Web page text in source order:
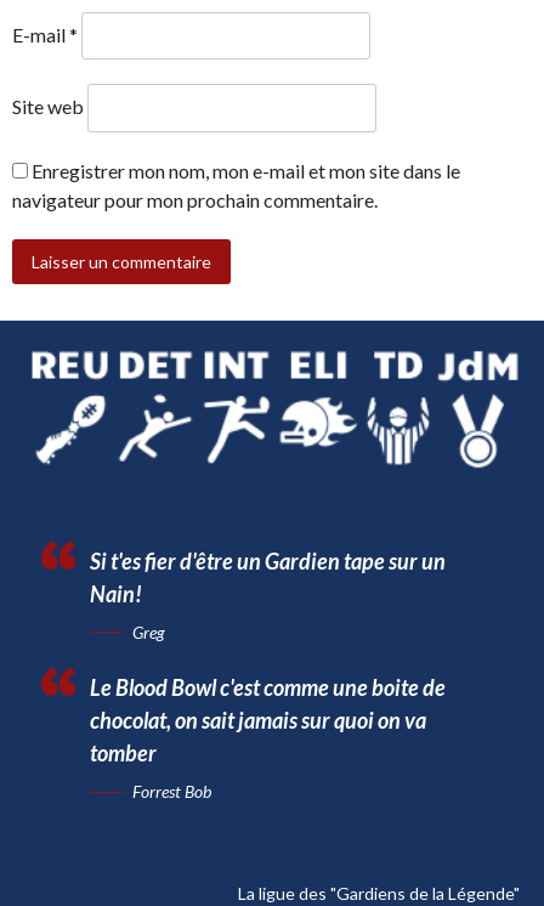
E-mail*
Site web
Enregistrer mon nom, mon e-mail et mon site dans le
navigateur pour mon prochain commentaire.
Si t'es fier d'être un Gardien tape sur un
Nain!
Greg
Le Blood Bowl c'est comme une boite de
chocolat, on sait jamais sur quoi on va
tomber
Forrest Bob
La ligue des "Gardiens de la Légende"